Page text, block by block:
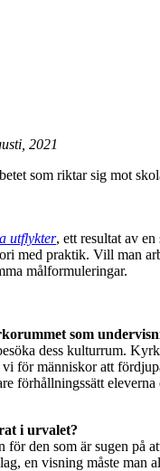
2021
som riktar sig mot
utflykter, ett resultat av
med praktik. Vill man
målformuleringar.
som
dess kulturrum.
för människor att
förhållningssätt eleverna
i urvalet?
den som är sugen på
en visning måste